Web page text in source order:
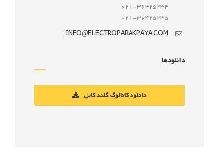
021-36425234
021-36425235
INFO@ELECTROPARAKPAYA.COM
دانلودها
دانلود کاتالوگ گلند کابل